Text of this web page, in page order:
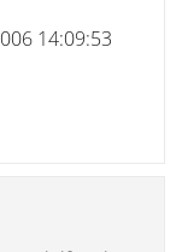
14:09:53